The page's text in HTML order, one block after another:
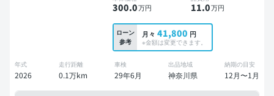
300.0万円 11.0万円
ローン
参考
月々 41,800 円
※金額は変更できます。
年式
2026
走行距離
0.1万km
車検
29年6月
出品地域
神奈川県
納期の目安
12月〜1月